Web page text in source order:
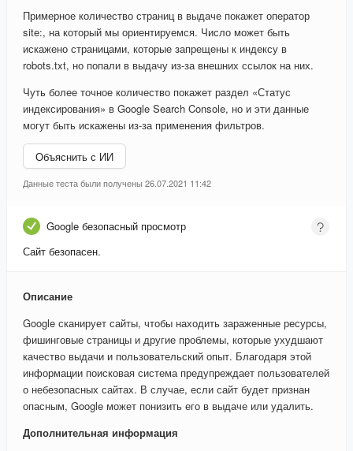
Примерное количество страниц в выдаче покажет оператор
site:, на который мы ориентируемся. Число может быть
искажено страницами, которые запрещены к индексу в
robots.txt, но попали в выдачу из-за внешних ссылок на них.
Чуть более точное количество покажет раздел «Статус
индексирования» в Google Search Console, но и эти данные
могут быть искажены из-за применения фильтров.
Объяснить с ИИ
Данные теста были получены 26.07.2021 11:42
Google безопасный просмотр
Сайт безопасен.
Описание
Google сканирует сайты, чтобы находить зараженные ресурсы,
фишинговые страницы и другие проблемы, которые ухудшают
качество выдачи и пользовательский опыт. Благодаря этой
информации поисковая система предупреждает пользователей
о небезопасных сайтах. В случае, если сайт будет признан
опасным, Google может понизить его в выдаче или удалить.
Дополнительная информация